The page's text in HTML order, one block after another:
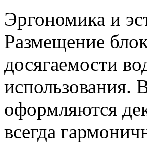
Эргономика и
Размещение
досягаемости
использования.
оформляются
всегда